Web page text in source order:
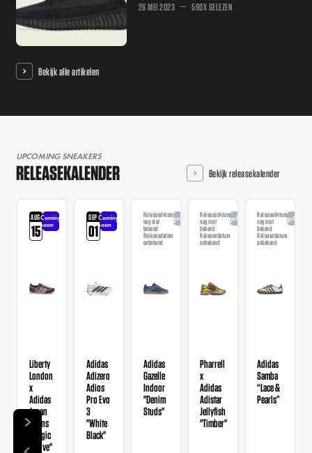
26 MEI 2023 590X GELEZEN
Bekijk alle artikelen
UPCOMING SNEAKERS
RELEASEKALENDER Bekijk releasekalender
AUG
15
Coming
soon
Liberty
London
x
Adidas
Japan
Wmns
"Magic
Mauve"
SEP
01
Coming
soon
Adidas
Adizero
Adios
Pro Evo
3
"White
Black"
Releasedatum
nog niet
bekend
Releasedatum
onbekend
Aangekondigd
Adidas
Gazelle
Indoor
"Denim
Studs"
Releasedatum
nog niet
bekend
Releasedatum
onbekend
Aangekondigd
Pharrell
x
Adidas
Adistar
Jellyfish
"Timber"
Releasedatum
nog niet
bekend
Releasedatum
onbekend
Adidas
Samba
“Lace &
Pearls”